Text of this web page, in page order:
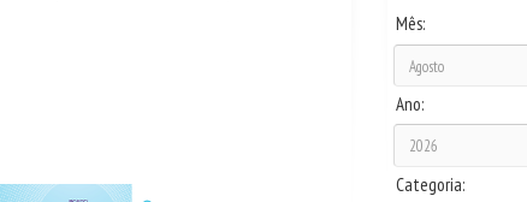
Mês:
Ano:
Categoria: